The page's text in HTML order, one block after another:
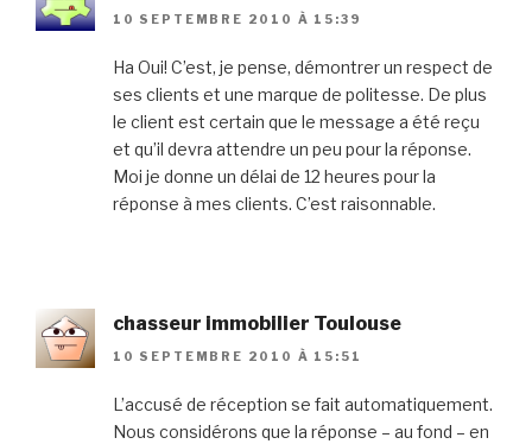
10 SEPTEMBRE 2010 À 15:39
Ha Oui! C’est, je pense, démontrer un respect de
ses clients et une marque de politesse. De plus
le client est certain que le message a été reçu
et qu’il devra attendre un peu pour la réponse.
Moi je donne un délai de 12 heures pour la
réponse à mes clients. C’est raisonnable.
chasseur immobilier Toulouse
10 SEPTEMBRE 2010 À 15:51
L’accusé de réception se fait automatiquement.
Nous considérons que la réponse – au fond – en